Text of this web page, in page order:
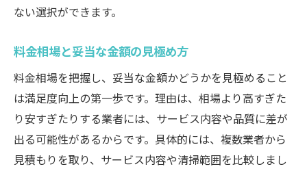
ない選択ができます。
料金相場と妥当な金額の見極め方
料金相場を把握し、妥当な金額かどうかを見極めること
は満足度向上の第一歩です。理由は、相場より高すぎた
り安すぎたりする業者には、サービス内容や品質に差が
出る可能性があるからです。具体的には、複数業者から
見積もりを取り、サービス内容や清掃範囲を比較しまし